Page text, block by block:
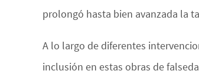
prolongó hasta bien avanzada la
A lo largo de diferentes
inclusión en estas obras de